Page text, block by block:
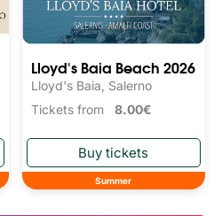
Lloyd's Baia Beach 2026
Lloyd's Baia, Salerno
Tickets from 8.00€
Summer